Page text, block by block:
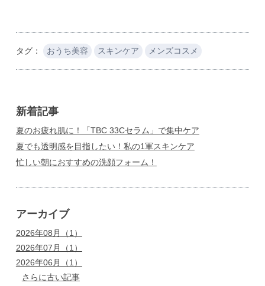
タグ： おうち美容 スキンケア メンズコスメ
新着記事
夏のお疲れ肌に！「TBC 33Cセラム」で集中ケア
夏でも透明感を目指したい！私の1軍スキンケア
忙しい朝におすすめの洗顔フォーム！
アーカイブ
2026年08月（1）
2026年07月（1）
2026年06月（1）
さらに古い記事